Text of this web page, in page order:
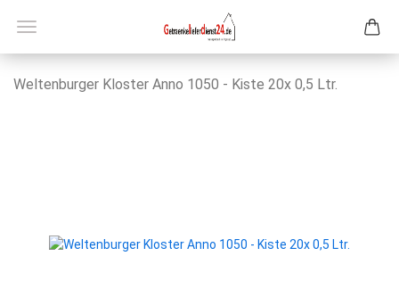
Wel­ten­bur­ger Klos­ter Anno 1050 - Kiste 20x 0,5 Ltr.